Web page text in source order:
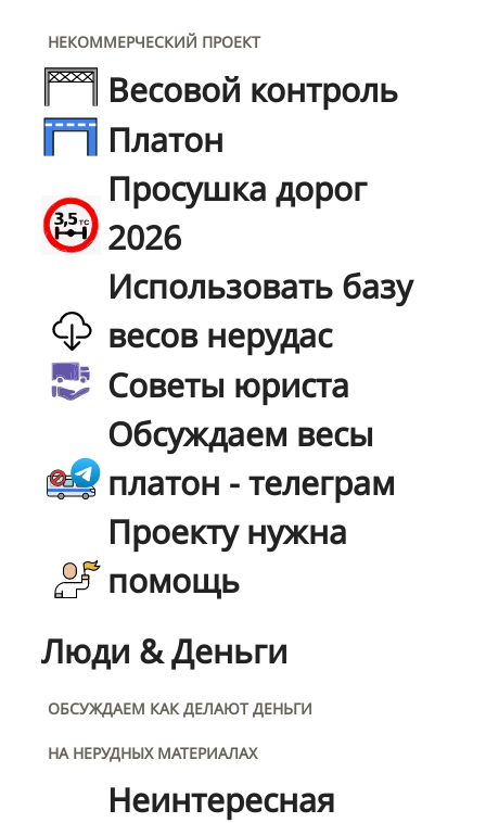
НЕКОММЕРЧЕСКИЙ ПРОЕКТ
Весовой контроль
Платон
Просушка дорог
2026
Использовать базу
весов нерудас
Советы юриста
Обсуждаем весы
платон - телеграм
Проекту нужна
помощь
Люди & Деньги
ОБСУЖДАЕМ КАК ДЕЛАЮТ ДЕНЬГИ
НА НЕРУДНЫХ МАТЕРИАЛАХ
Неинтересная